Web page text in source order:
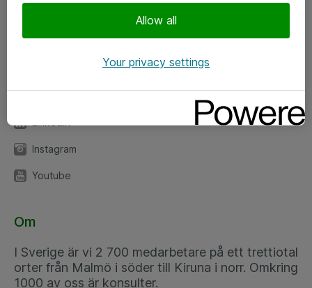
Linkedin
Instagram
Youtube
Om
I Sverige är vi 2 700 medarbetare på ett trettiotal
orter från Malmö i söder till Kiruna i norr. Omkring
1000 av oss är konsulter.
Allow all
Your privacy settings